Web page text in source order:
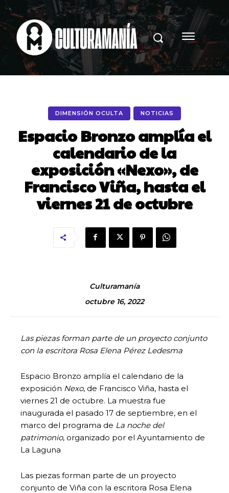
DIMENSIÓN OCULTA NOTICIAS
Espacio Bronzo amplía el
calendario de la
exposición «Nexo», de
Francisco Viña, hasta el
viernes 21 de octubre
Culturamanía
octubre 16, 2022
Las piezas forman parte de un proyecto conjunto
con la escritora Rosa Elena Pérez Ledesma
Espacio Bronzo amplía el calendario de la
exposición Nexo, de Francisco Viña, hasta el
viernes 21 de octubre. La muestra fue
inaugurada el pasado 17 de septiembre, en el
marco del programa de La noche del
patrimonio, organizado por el Ayuntamiento de
La Laguna
Las piezas forman parte de un proyecto
conjunto de Viña con la escritora Rosa Elena